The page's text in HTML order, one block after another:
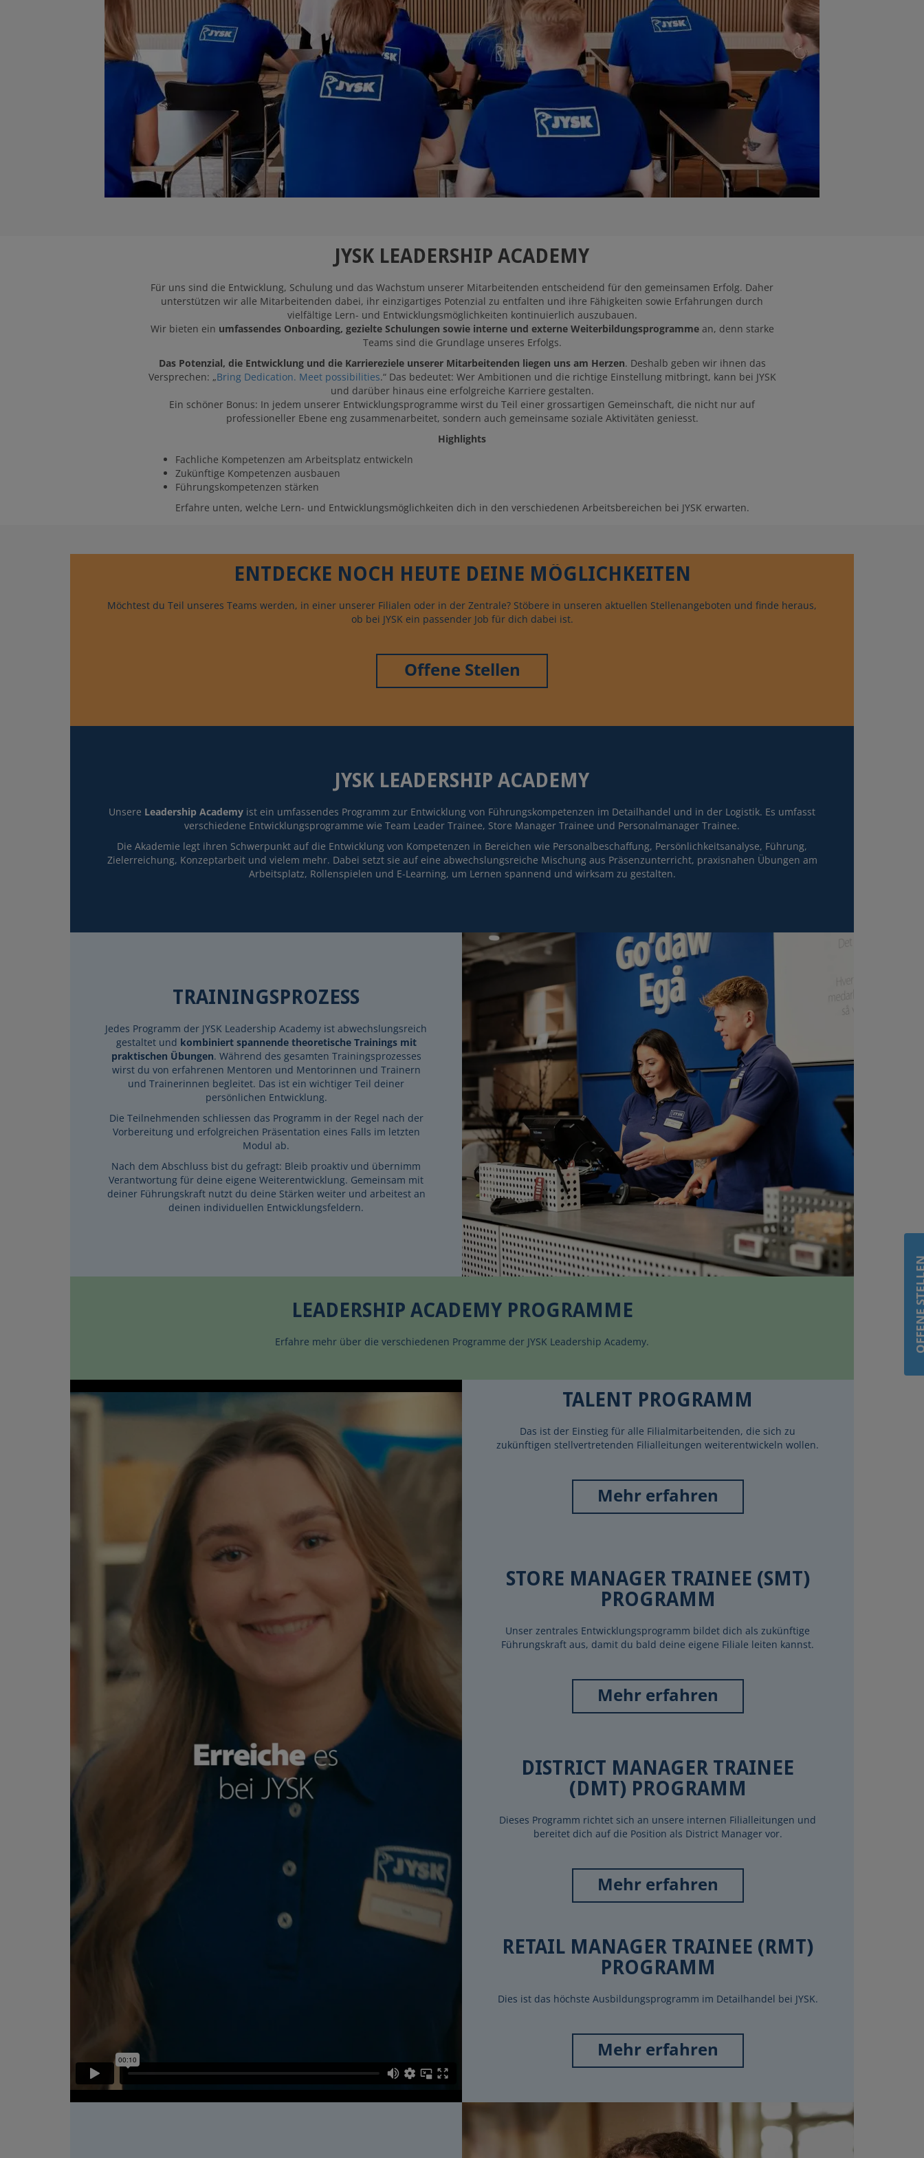
JYSK LEADERSHIP ACADEMY
Für uns sind die Entwicklung, Schulung und das Wachstum unserer Mitarbeitenden entscheidend für den gemeinsamen Erfolg. Daher
unterstützen wir alle Mitarbeitenden dabei, ihr einzigartiges Potenzial zu entfalten und ihre Fähigkeiten sowie Erfahrungen durch
vielfältige Lern- und Entwicklungsmöglichkeiten kontinuierlich auszubauen.
Wir bieten ein umfassendes Onboarding, gezielte Schulungen sowie interne und externe Weiterbildungsprogrammean, denn starke
Teams sind die Grundlage unseres Erfolgs.
Das Potenzial, die Entwicklung und die Karriereziele unserer Mitarbeitenden liegen uns am Herzen. Deshalb geben wir ihnen das
Versprechen: „Bring Dedication. Meet possibilities.“ Das bedeutet: Wer Ambitionen und die richtige Einstellung mitbringt, kann bei JYSK
und darüber hinaus eine erfolgreiche Karriere gestalten.
Ein schöner Bonus: In jedem unserer Entwicklungsprogramme wirst du Teil einer grossartigen Gemeinschaft, die nicht nur auf
professioneller Ebene eng zusammenarbeitet, sondern auch gemeinsame soziale Aktivitäten geniesst.
Highlights
Fachliche Kompetenzen am Arbeitsplatz entwickeln
Zukünftige Kompetenzen ausbauen
Führungskompetenzen stärken
Erfahre unten, welche Lern- und Entwicklungsmöglichkeiten dich in den verschiedenen Arbeitsbereichen bei JYSK erwarten.
ENTDECKE NOCH HEUTE DEINE MÖGLICHKEITEN
Möchtest du Teil unseres Teams werden, in einer unserer Filialen oder in der Zentrale? Stöbere in unseren aktuellen Stellenangeboten und finde heraus,
ob bei JYSK ein passender Job für dich dabei ist.
Offene Stellen
JYSK LEADERSHIP ACADEMY
Unsere Leadership Academy ist ein umfassendes Programm zur Entwicklung von Führungskompetenzen im Detailhandel und in der Logistik. Es umfasst
verschiedene Entwicklungsprogramme wie Team Leader Trainee, Store Manager Trainee und Personalmanager Trainee.
Die Akademie legt ihren Schwerpunkt auf die Entwicklung von Kompetenzen in Bereichen wie Personalbeschaffung, Persönlichkeitsanalyse, Führung,
Zielerreichung, Konzeptarbeit und vielem mehr. Dabei setzt sie auf eine abwechslungsreiche Mischung aus Präsenzunterricht, praxisnahen Übungen am
Arbeitsplatz, Rollenspielen und E-Learning, um Lernen spannend und wirksam zu gestalten.
TRAININGSPROZESS
Jedes Programm der JYSK Leadership Academy ist abwechslungsreich
gestaltet und kombiniert spannende theoretische Trainings mit
praktischen Übungen. Während des gesamten Trainingsprozesses
wirst du von erfahrenen Mentoren und Mentorinnen und Trainern
und Trainerinnen begleitet. Das ist ein wichtiger Teil deiner
persönlichen Entwicklung.
Die Teilnehmenden schliessen das Programm in der Regel nach der
Vorbereitung und erfolgreichen Präsentation eines Falls im letzten
Modul ab.
Nach dem Abschluss bist du gefragt: Bleib proaktiv und übernimm
Verantwortung für deine eigene Weiterentwicklung. Gemeinsam mit
deiner Führungskraft nutzt du deine Stärken weiter und arbeitest an
deinen individuellen Entwicklungsfeldern.
LEADERSHIP ACADEMY PROGRAMME
Erfahre mehr über die verschiedenen Programme der JYSK Leadership Academy.
TALENT PROGRAMM
Das ist der Einstieg für alle Filialmitarbeitenden, die sich zu
zukünftigen stellvertretenden Filialleitungen weiterentwickeln wollen.
Mehr erfahren
STORE MANAGER TRAINEE (SMT)
PROGRAMM
Unser zentrales Entwicklungsprogramm bildet dich als zukünftige
Führungskraft aus, damit du bald deine eigene Filiale leiten kannst.
Mehr erfahren
DISTRICT MANAGER TRAINEE
(DMT) PROGRAMM
Dieses Programm richtet sich an unsere internen Filialleitungen und
bereitet dich auf die Position als District Manager vor.
Mehr erfahren
RETAIL MANAGER TRAINEE (RMT)
PROGRAMM
Dies ist das höchste Ausbildungsprogramm im Detailhandel bei JYSK.
Mehr erfahren